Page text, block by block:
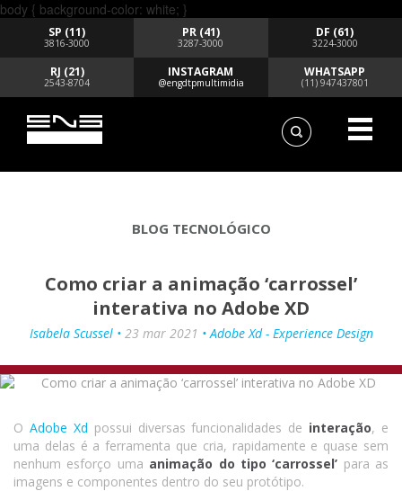
body { background-color: white; }
SP (11)
3816-3000
PR (41)
3287-3000
DF (61)
3224-3000
RJ (21)
2543-8704
INSTAGRAM
@engdtpmultimidia
WHATSAPP
(11) 947437801
BLOG TECNOLÓGICO
Como criar a animação ‘carrossel’
interativa no Adobe XD
Isabela Scussel • 23 mar 2021 • Adobe Xd - Experience Design
O Adobe Xd possui diversas funcionalidades de interação, e
uma delas é a ferramenta que cria, rapidamente e quase sem
nenhum esforço uma animação do tipo ‘carrossel’ para as
imagens e componentes dentro do seu protótipo.